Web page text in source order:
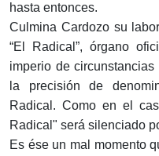
hasta entonces.
Culmina Cardozo su
“El Radical”, órgano
imperio de
la precisión de
Radical. Como en el
Radical" será silenciado
Es ése un mal momento